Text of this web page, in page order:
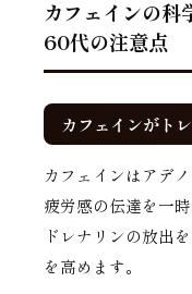
カフェインの
60代の注意点
カフェインがト
カフェインはアデ
疲労感の伝達を一
ドレナリンの放出
を高めます。